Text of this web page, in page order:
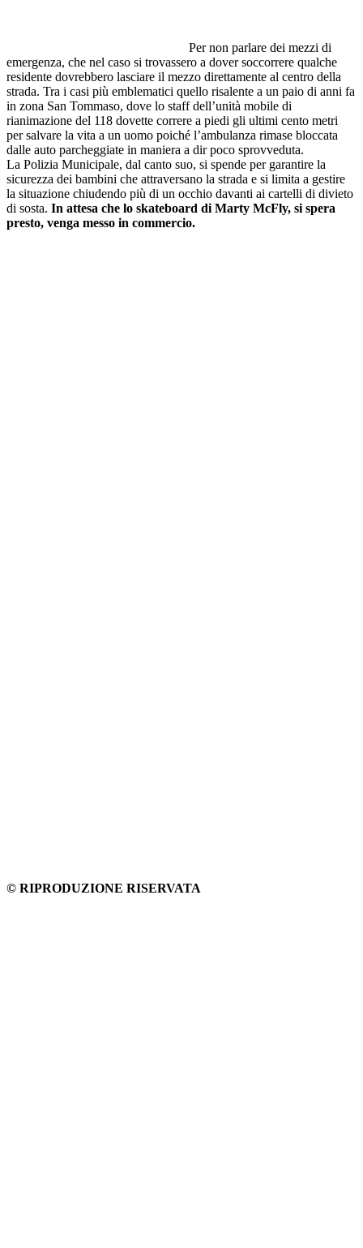
Per non parlare dei mezzi di
emergenza, che nel caso si trovassero a dover soccorrere qualche
residente dovrebbero lasciare il mezzo direttamente al centro della
strada. Tra i casi più emblematici quello risalente a un paio di anni fa
in zona San Tommaso, dove lo staff dell’unità mobile di
rianimazione del 118 dovette correre a piedi gli ultimi cento metri
per salvare la vita a un uomo poiché l’ambulanza rimase bloccata
dalle auto parcheggiate in maniera a dir poco sprovveduta.
La Polizia Municipale, dal canto suo, si spende per garantire la
sicurezza dei bambini che attraversano la strada e si limita a gestire
la situazione chiudendo più di un occhio davanti ai cartelli di divieto
di sosta. In attesa che lo skateboard di Marty McFly, si spera
presto, venga messo in commercio.
© RIPRODUZIONE RISERVATA